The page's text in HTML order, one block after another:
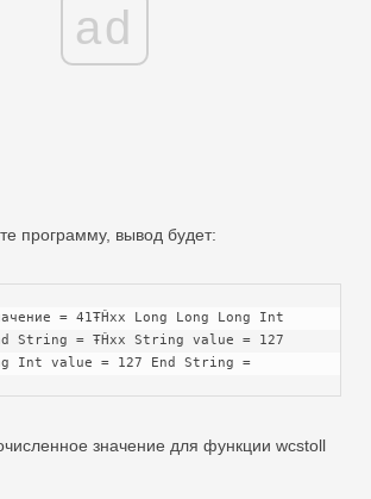
ad
программу, вывод будет:
String = ŦĤxx String value = 127
Int value = 127 End String =
значение для функции wcstoll